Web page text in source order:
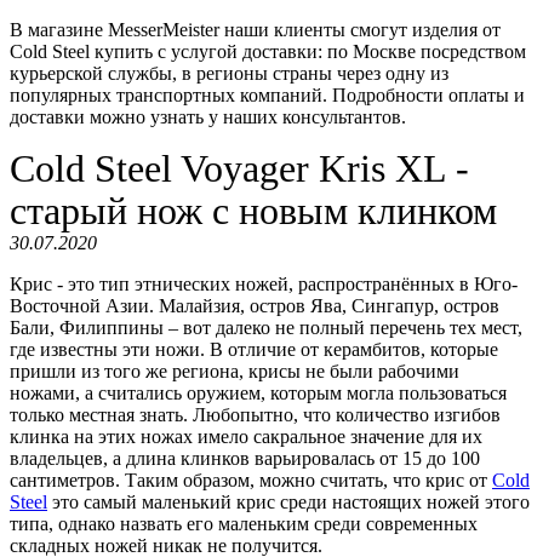
В магазине MesserMeister наши клиенты смогут изделия от
Cold Steel купить с услугой доставки: по Москве посредством
курьерской службы, в регионы страны через одну из
популярных транспортных компаний. Подробности оплаты и
доставки можно узнать у наших консультантов.
Cold Steel Voyager Kris XL -
старый нож с новым клинком
30.07.2020
Крис - это тип этнических ножей, распространённых в Юго-
Восточной Азии. Малайзия, остров Ява, Сингапур, остров
Бали, Филиппины – вот далеко не полный перечень тех мест,
где известны эти ножи. В отличие от керамбитов, которые
пришли из того же региона, крисы не были рабочими
ножами, а считались оружием, которым могла пользоваться
только местная знать. Любопытно, что количество изгибов
клинка на этих ножах имело сакральное значение для их
владельцев, а длина клинков варьировалась от 15 до 100
сантиметров. Таким образом, можно считать, что крис от Cold
Steel это самый маленький крис среди настоящих ножей этого
типа, однако назвать его маленьким среди современных
складных ножей никак не получится.